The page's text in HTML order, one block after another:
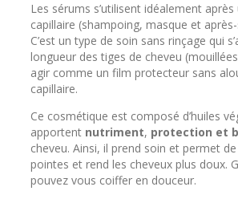
Les sérums s’utilisent idéalement
capillaire (shampoing, masque et
C’est un type de soin sans rinçage qui
longueur des tiges de cheveu
agir comme un film protecteur sans
capillaire.
Ce cosmétique est composé d’huiles
apportent nutriment, protection et
cheveu. Ainsi, il prend soin et permet
pointes et rend les cheveux plus doux.
pouvez vous coiffer en douceur.